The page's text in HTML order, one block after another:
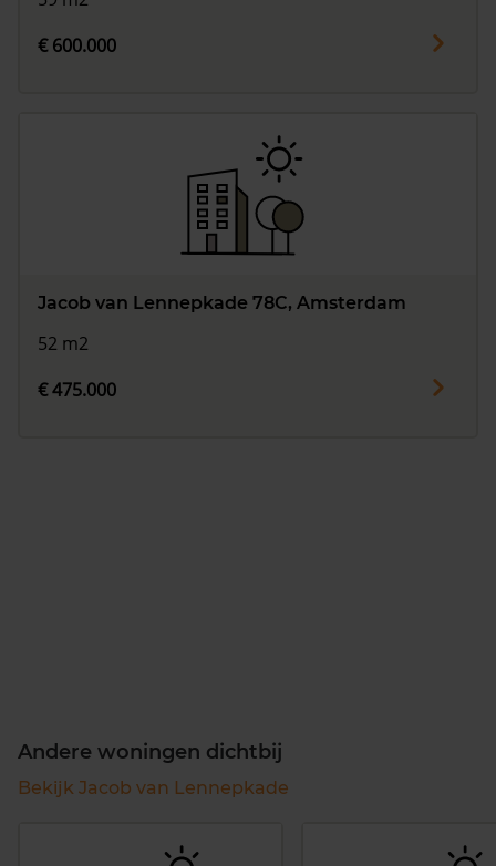
€ 600.000
Jacob van Lennepkade 78C, Amsterdam
52 m2
€ 475.000
Andere woningen dichtbij
Bekijk Jacob van Lennepkade